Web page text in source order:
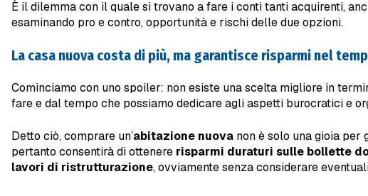
È il dilemma con il quale si trovano a fare i conti tanti acquirenti,
esaminando pro e contro, opportunità e rischi delle due opzioni.
La casa nuova costa di più, ma garantisce risparmi nel
Cominciamo con uno spoiler: non esiste una scelta migliore in
fare e dal tempo che possiamo dedicare agli aspetti burocratici e
Detto ciò, comprare un’abitazione nuova non è solo una gioia per
pertanto consentirà di ottenere risparmi duraturi sulle bollette
lavori di ristrutturazione, ovviamente senza considerare